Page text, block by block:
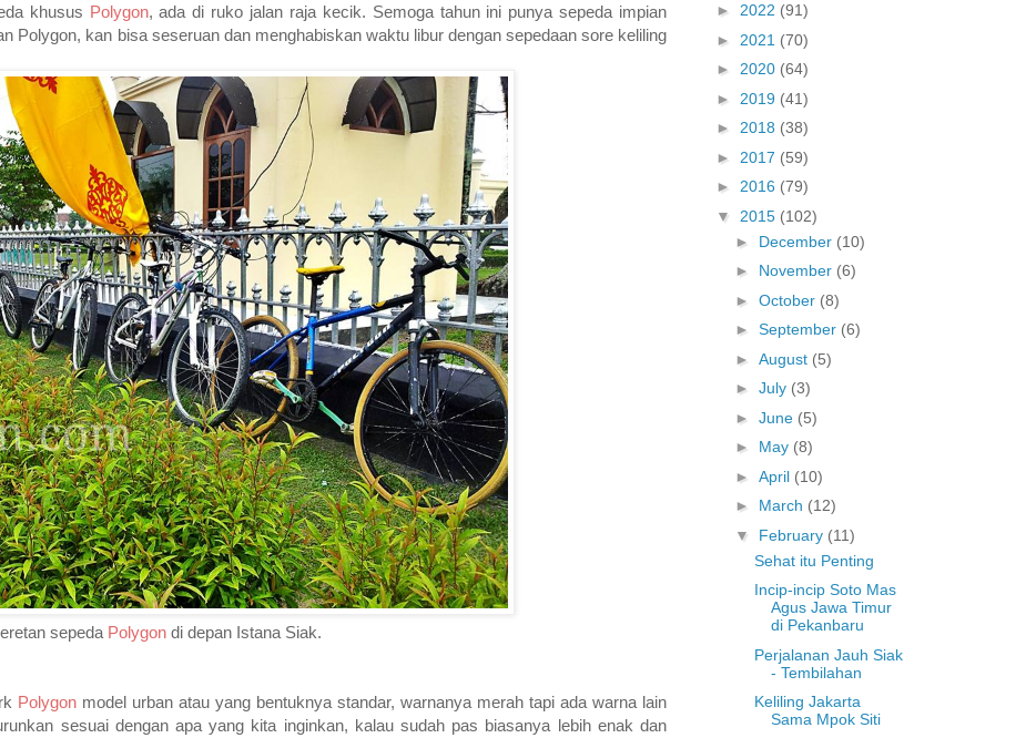
khusus Polygon, ada di ruko jalan raja kecik. Semoga tahun ini punya sepeda impian
Polygon, kan bisa seseruan dan menghabiskan waktu libur dengan sepedaan sore keliling
sepeda Polygon di depan Istana Siak.
Polygon model urban atau yang bentuknya standar, warnanya merah tapi ada warna lain
sesuai dengan apa yang kita inginkan, kalau sudah pas biasanya lebih enak dan
► 2022 (91)
► 2021 (70)
► 2020 (64)
► 2019 (41)
► 2018 (38)
► 2017 (59)
► 2016 (79)
▼ 2015 (102)
► December (10)
► November (6)
► October (8)
► September (6)
► August (5)
► July (3)
► June (5)
► May (8)
► April (10)
► March (12)
▼ February (11)
Sehat itu Penting
Incip-incip Soto Mas
Agus Jawa Timur
di Pekanbaru
Perjalanan Jauh Siak
- Tembilahan
Keliling Jakarta
Sama Mpok Siti